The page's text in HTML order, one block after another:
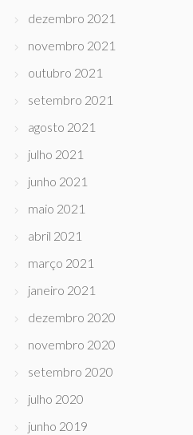
dezembro 2021
novembro 2021
outubro 2021
setembro 2021
agosto 2021
julho 2021
junho 2021
maio 2021
abril 2021
março 2021
janeiro 2021
dezembro 2020
novembro 2020
setembro 2020
julho 2020
junho 2019